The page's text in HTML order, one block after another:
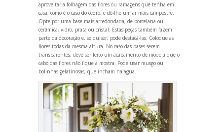
aproveitar a folhagem das flores ou ramagens que tenha em
casa, como é o caso do cedro, e dê-lhe um ar mais campestre.
Opte por uma base mais arredondada, de porcelana ou
cerâmica, vidro, prata ou cristal. Estas peças também fazem
parte da decoração e, se quiser, pode destacá-las. Coloque as
flores todas da mesma altura. No caso das bases serem
transparentes, deve ser feito um acabamento de modo a que o
cabo das flores não fique à mostra. Pode usar musgo ou
bolinhas gelatinosas, que incham na água.